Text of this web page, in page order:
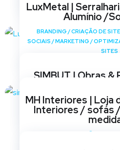
LuxMetal |
Alumínio /
BRANDING /CRIAÇÃO DE
SOCIAIS /MARKETING /
SITES
SIMBUT | Obras &
SOCIAIS /MARKETING
SITES
MH Interiores | Loja
Interiores / sofás